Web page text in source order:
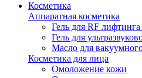
Косметика
Аппаратная косметика
Гель для RF
Гель для
Масло для
Косметика для лица
Омоложение кожи